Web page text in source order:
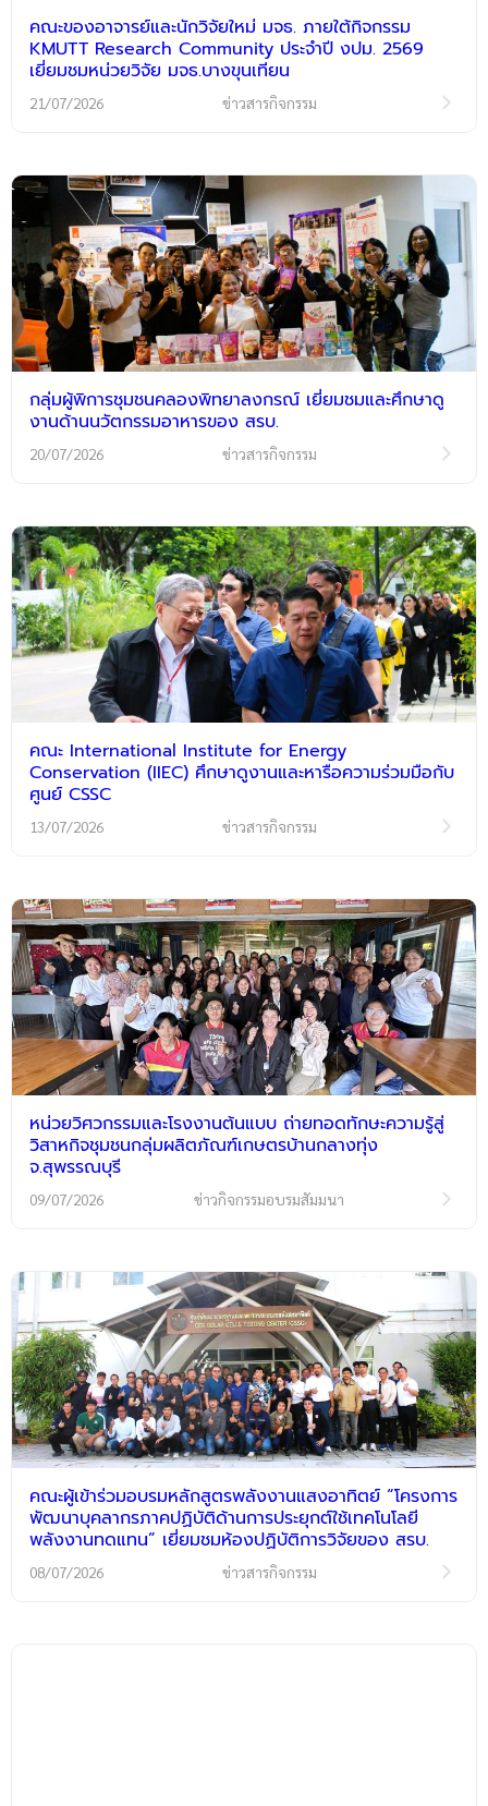
คณะของอาจารย์และนักวิจัยใหม่ มจธ. ภายใต้กิจกรรม
KMUTT Research Community ประจำปี งปม. 2569
เยี่ยมชมหน่วยวิจัย มจธ.บางขุนเทียน
21/07/2026 ข่าวสารกิจกรรม
กลุ่มผู้พิการชุมชนคลองพิทยาลงกรณ์ เยี่ยมชมและศึกษาดู
งานด้านนวัตกรรมอาหารของ สรบ.
20/07/2026 ข่าวสารกิจกรรม
คณะ International Institute for Energy
Conservation (IIEC) ศึกษาดูงานและหารือความร่วมมือกับ
ศูนย์ CSSC
13/07/2026 ข่าวสารกิจกรรม
หน่วยวิศวกรรมและโรงงานต้นแบบ ถ่ายทอดทักษะความรู้สู่
วิสาหกิจชุมชนกลุ่มผลิตภัณฑ์เกษตรบ้านกลางทุ่ง
จ.สุพรรณบุรี
09/07/2026 ข่าวกิจกรรมอบรมสัมมนา
คณะผู้เข้าร่วมอบรมหลักสูตรพลังงานแสงอาทิตย์ “โครงการ
พัฒนาบุคลากรภาคปฏิบัติด้านการประยุกต์ใช้เทคโนโลยี
พลังงานทดแทน” เยี่ยมชมห้องปฏิบัติการวิจัยของ สรบ.
08/07/2026 ข่าวสารกิจกรรม